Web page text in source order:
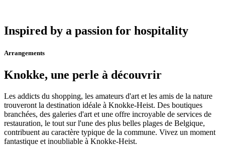
Inspired by a passion for hospitality
Arrangements
Knokke, une perle à découvrir
Les addicts du shopping, les amateurs d'art et les amis de la nature
trouveront la destination idéale à Knokke-Heist. Des boutiques
branchées, des galeries d'art et une offre incroyable de services de
restauration, le tout sur l'une des plus belles plages de Belgique,
contribuent au caractère typique de la commune. Vivez un moment
fantastique et inoubliable à Knokke-Heist.